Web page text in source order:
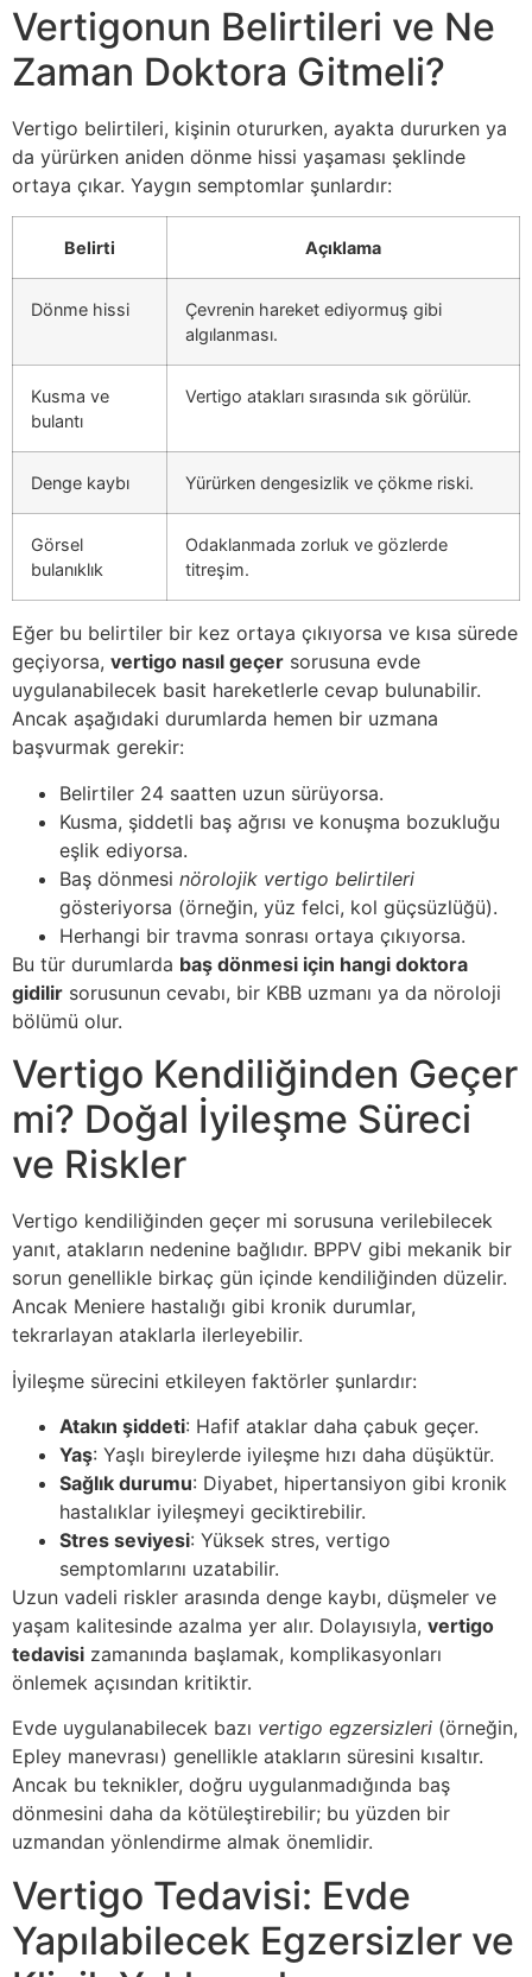
Vertigonun Belirtileri ve Ne
Zaman Doktora Gitmeli?
Vertigo belirtileri, kişinin otururken, ayakta dururken ya
da yürürken aniden dönme hissi yaşaması şeklinde
ortaya çıkar. Yaygın semptomlar şunlardır:
Belirti Açıklama
Dönme hissi
Çevrenin hareket ediyormuş gibi
algılanması.
Kusma ve
bulantı
Vertigo atakları sırasında sık görülür.
Denge kaybı Yürürken dengesizlik ve çökme riski.
Görsel
bulanıklık
Odaklanmada zorluk ve gözlerde
titreşim.
Eğer bu belirtiler bir kez ortaya çıkıyorsa ve kısa sürede
geçiyorsa, vertigo nasıl geçer sorusuna evde
uygulanabilecek basit hareketlerle cevap bulunabilir.
Ancak aşağıdaki durumlarda hemen bir uzmana
başvurmak gerekir:
Belirtiler 24 saatten uzun sürüyorsa.
Kusma, şiddetli baş ağrısı ve konuşma bozukluğu
eşlik ediyorsa.
Baş dönmesi nörolojik vertigo belirtileri
gösteriyorsa (örneğin, yüz felci, kol güçsüzlüğü).
Herhangi bir travma sonrası ortaya çıkıyorsa.
Bu tür durumlarda baş dönmesi için hangi doktora
gidilir sorusunun cevabı, bir KBB uzmanı ya da nöroloji
bölümü olur.
Vertigo Kendiliğinden Geçer
mi? Doğal İyileşme Süreci
ve Riskler
Vertigo kendiliğinden geçer mi sorusuna verilebilecek
yanıt, atakların nedenine bağlıdır. BPPV gibi mekanik bir
sorun genellikle birkaç gün içinde kendiliğinden düzelir.
Ancak Meniere hastalığı gibi kronik durumlar,
tekrarlayan ataklarla ilerleyebilir.
İyileşme sürecini etkileyen faktörler şunlardır:
Atakın şiddeti: Hafif ataklar daha çabuk geçer.
Yaş: Yaşlı bireylerde iyileşme hızı daha düşüktür.
Sağlık durumu: Diyabet, hipertansiyon gibi kronik
hastalıklar iyileşmeyi geciktirebilir.
Stres seviyesi: Yüksek stres, vertigo
semptomlarını uzatabilir.
Uzun vadeli riskler arasında denge kaybı, düşmeler ve
yaşam kalitesinde azalma yer alır. Dolayısıyla, vertigo
tedavisi zamanında başlamak, komplikasyonları
önlemek açısından kritiktir.
Evde uygulanabilecek bazı vertigo egzersizleri (örneğin,
Epley manevrası) genellikle atakların süresini kısaltır.
Ancak bu teknikler, doğru uygulanmadığında baş
dönmesini daha da kötüleştirebilir; bu yüzden bir
uzmandan yönlendirme almak önemlidir.
Vertigo Tedavisi: Evde
Yapılabilecek Egzersizler ve